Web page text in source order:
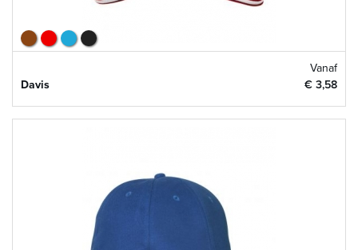
Davis
Vanaf
€ 3,58